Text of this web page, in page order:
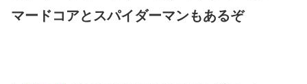
マードコアとスパイダーマンもあるぞ